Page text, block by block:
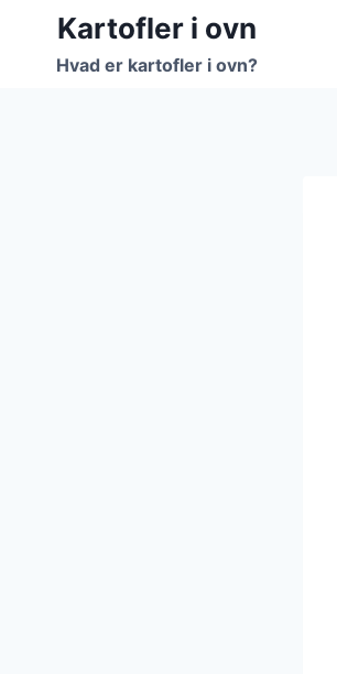
Fortsæt
indhold
Kartofler i ovn
Hvad er kartofler i ovn?